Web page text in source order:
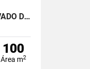
CABAÑA TIPO CHALET EN LOTE PRIVADO DE 3.333 M² – SAN ROQUE
100
Área m2